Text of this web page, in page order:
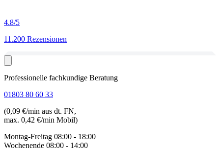
4.8/5
11.200 Rezensionen
Professionelle fachkundige Beratung
01803 80 60 33
(0,09 €/min aus dt. FN,
max. 0,42 €/min Mobil)
Montag-Freitag 08:00 - 18:00
Wochenende 08:00 - 14:00